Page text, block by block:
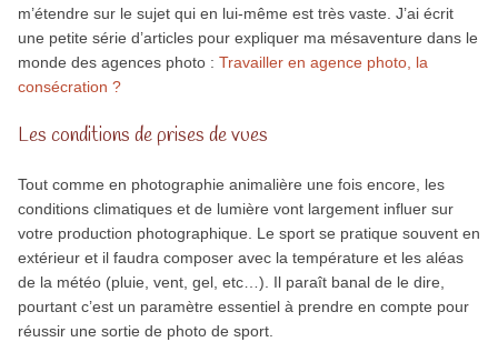
m’étendre sur le sujet qui en lui-même est très vaste. J’ai écrit
une petite série d’articles pour expliquer ma mésaventure dans le
monde des agences photo : Travailler en agence photo, la
consécration ?
Les conditions de prises de vues
Tout comme en photographie animalière une fois encore, les
conditions climatiques et de lumière vont largement influer sur
votre production photographique. Le sport se pratique souvent en
extérieur et il faudra composer avec la température et les aléas
de la météo (pluie, vent, gel, etc…). Il paraît banal de le dire,
pourtant c’est un paramètre essentiel à prendre en compte pour
réussir une sortie de photo de sport.